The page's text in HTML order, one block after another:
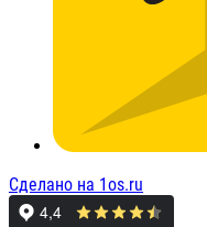
Сделано на 1os.ru